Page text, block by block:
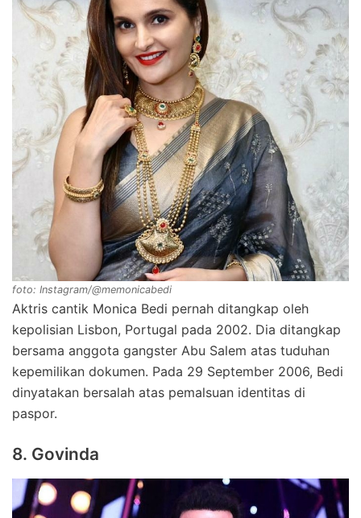
foto: Instagram/@memonicabedi
Aktris cantik Monica Bedi pernah ditangkap oleh
kepolisian Lisbon, Portugal pada 2002. Dia ditangkap
bersama anggota gangster Abu Salem atas tuduhan
kepemilikan dokumen. Pada 29 September 2006, Bedi
dinyatakan bersalah atas pemalsuan identitas di
paspor.
8. Govinda